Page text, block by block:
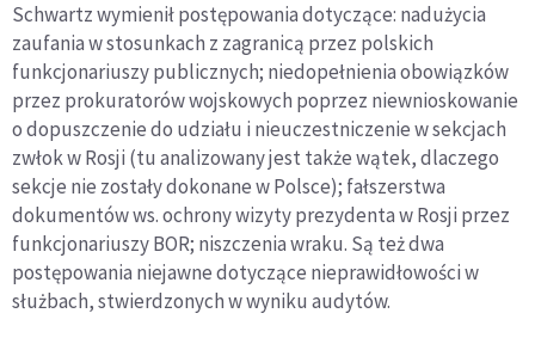
Schwartz wymienił postępowania dotyczące: nadużycia
zaufania w stosunkach z zagranicą przez polskich
funkcjonariuszy publicznych; niedopełnienia obowiązków
przez prokuratorów wojskowych poprzez niewnioskowanie
o dopuszczenie do udziału i nieuczestniczenie w sekcjach
zwłok w Rosji (tu analizowany jest także wątek, dlaczego
sekcje nie zostały dokonane w Polsce); fałszerstwa
dokumentów ws. ochrony wizyty prezydenta w Rosji przez
funkcjonariuszy BOR; niszczenia wraku. Są też dwa
postępowania niejawne dotyczące nieprawidłowości w
służbach, stwierdzonych w wyniku audytów.